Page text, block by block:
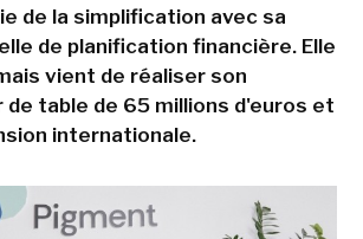
de la simplification avec sa
de planification financière. Elle
vient de réaliser son
table de 65 millions d'euros et
internationale.